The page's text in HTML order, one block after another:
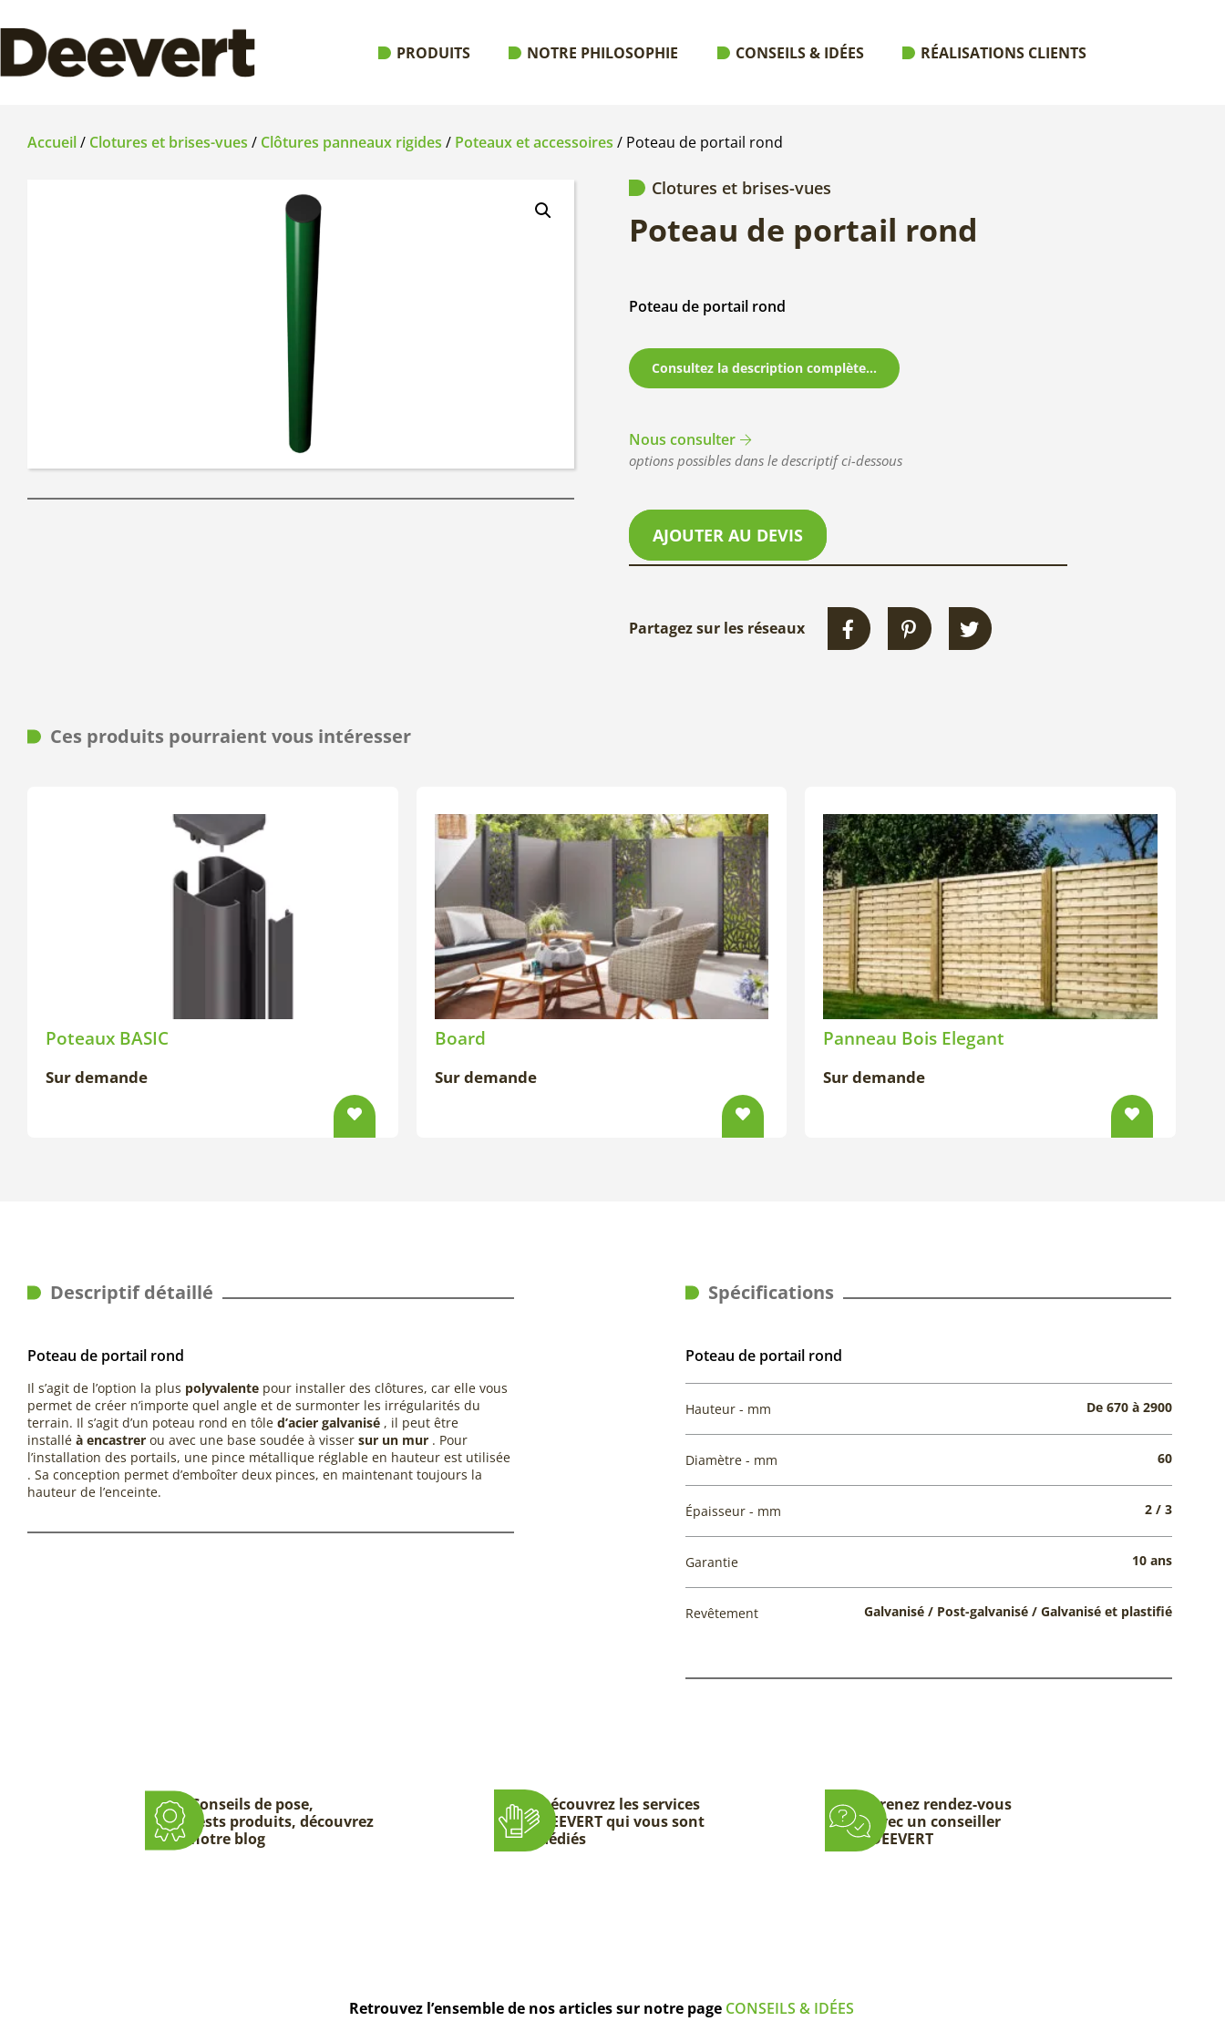
PRODUITS NOTRE PHILOSOPHIE CONSEILS & IDÉES RÉALISATIONS CLIENTS
Accueil/ Clotures et brises-vues / Clôtures panneaux rigides / Poteaux et accessoires / Poteau de portail rond
Clotures et brises-vues
Poteau de portail rond
Poteau de portail rond
Consultez la description complète...
Nous consulter
options possibles dans le descriptif ci-dessous
AJOUTER AU DEVIS
Partagez sur les réseaux
Ces produits pourraient vous intéresser
Poteaux BASIC
Sur demande
Board
Sur demande
Panneau Bois Elegant
Sur demande
Descriptif détaillé
Poteau de portail rond
Il s’agit de l’option la plus polyvalente pour installer des clôtures, car elle vous
permet de créer n’importe quel angle et de surmonter les irrégularités du
terrain. Il s’agit d’un poteau rond en tôle d’acier galvanisé , il peut être
installé à encastrer ou avec une base soudée à visser sur un mur . Pour
l’installation des portails, une pince métallique réglable en hauteur est utilisée
. Sa conception permet d’emboîter deux pinces, en maintenant toujours la
hauteur de l’enceinte.
Spécifications
Poteau de portail rond
Hauteur - mm De 670 à 2900
Diamètre - mm 60
Épaisseur - mm 2 / 3
Garantie 10 ans
Revêtement Galvanisé / Post-galvanisé / Galvanisé et plastifié
Conseils de pose,
tests produits, découvrez
notre blog
Découvrez les services
DEEVERT qui vous sont
dédiés
Prenez rendez-vous
avec un conseiller
DEEVERT
Retrouvez l’ensemble de nos articles sur notre page CONSEILS & IDÉES